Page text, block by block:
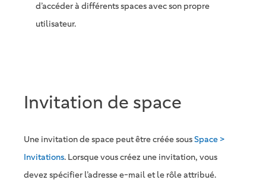
d’accéder à différents spaces avec son propre
utilisateur.
Invitation de space
Une invitation de space peut être créée sousSpace >
Invitations. Lorsque vous créez une invitation, vous
devez spécifier l’adresse e-mail et le rôle attribué.